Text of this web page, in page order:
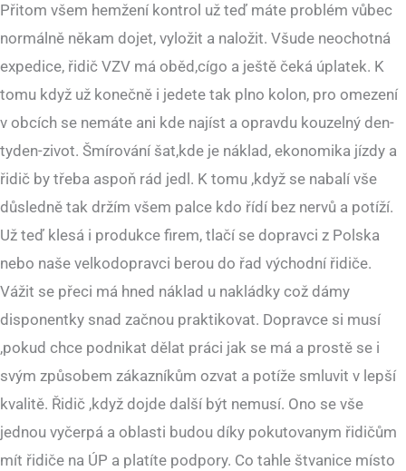
Přitom všem hemžení kontrol už teď máte problém vůbec
normálně někam dojet, vyložit a naložit. Všude neochotná
expedice, řidič VZV má oběd,cígo a ještě čeká úplatek. K
tomu když už konečně i jedete tak plno kolon, pro omezení
v obcích se nemáte ani kde najíst a opravdu kouzelný den-
tyden-zivot. Šmírování šat,kde je náklad, ekonomika jízdy a
řidič by třeba aspoň rád jedl. K tomu ,když se nabalí vše
důsledně tak držím všem palce kdo řídí bez nervů a potíží.
Už teď klesá i produkce firem, tlačí se dopravci z Polska
nebo naše velkodopravci berou do řad východní řidiče.
Vážit se přeci má hned náklad u nakládky což dámy
disponentky snad začnou praktikovat. Dopravce si musí
,pokud chce podnikat dělat práci jak se má a prostě se i
svým způsobem zákazníkům ozvat a potíže smluvit v lepší
kvalitě. Řidič ,když dojde další být nemusí. Ono se vše
jednou vyčerpá a oblasti budou díky pokutovanym řidičům
mít řidiče na ÚP a platíte podpory. Co tahle štvanice místo